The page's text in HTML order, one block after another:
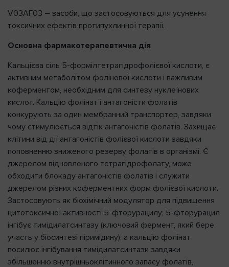
V03AF03 – засоби, що застосовуються для усунення
токсичних ефектів протипухлинної терапії.
Основна фармакотерапевтична дія
Кальцієва сіль 5-формілтетрагідрофолієвої кислоти, є
активним метаболітом фолінової кислоти і важливим
коферментом, необхідним для синтезу нуклеїнових
кислот. Кальцію фолінат і антагоністи фолатів
конкурують за один мембранний транспортер, завдяки
чому стимулюється відтік антагоністів фолатів. Захищає
клітини від дії антагоністів фолієвої кислоти завдяки
поповненню зниженого резерву фолатів в організмі. Є
джерелом відновленого тетрагідрофолату, може
обходити блокаду антагоністів фолатів і служити
джерелом різних коферментних форм фолієвої кислоти.
Застосовують як біохімічний модулятор для підвищення
цитотоксичної активності 5-фторурацилу; 5-фторурацил
інгібує тимідилатсинтазу (ключовий фермент, який бере
участь у біосинтезі піримідину), а кальцію фолінат
посилює інгібування тимідилатсинтази завдяки
збільшенню внутрішньоклітинного запасу фолатів,